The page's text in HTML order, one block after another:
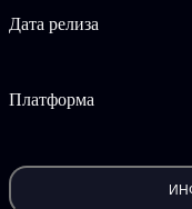
песочницы и пытаться
пока они не
превращается в
блужданий, еще больше
Вынос мусора может
приготовление ужина
Дата релиза
Платформа